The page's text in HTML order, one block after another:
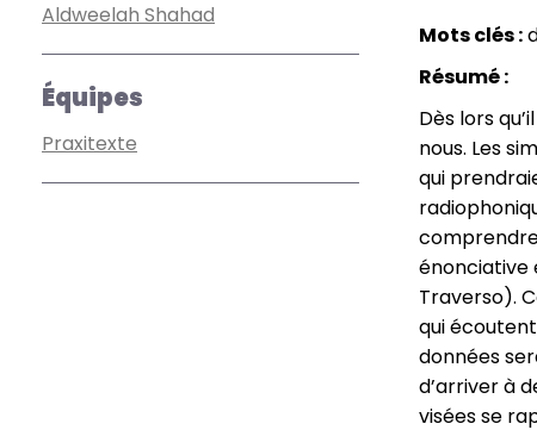
Aldweelah Shahad
Équipes
Praxitexte
Mots clés :
Résumé :
Dès lors
nous. Les
qui
énonciative
Traverso).
qui
données
d’arriver à
visées se